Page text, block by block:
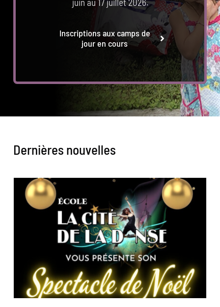
Inscriptions aux camps de
jour en cours
Dernières nouvelles